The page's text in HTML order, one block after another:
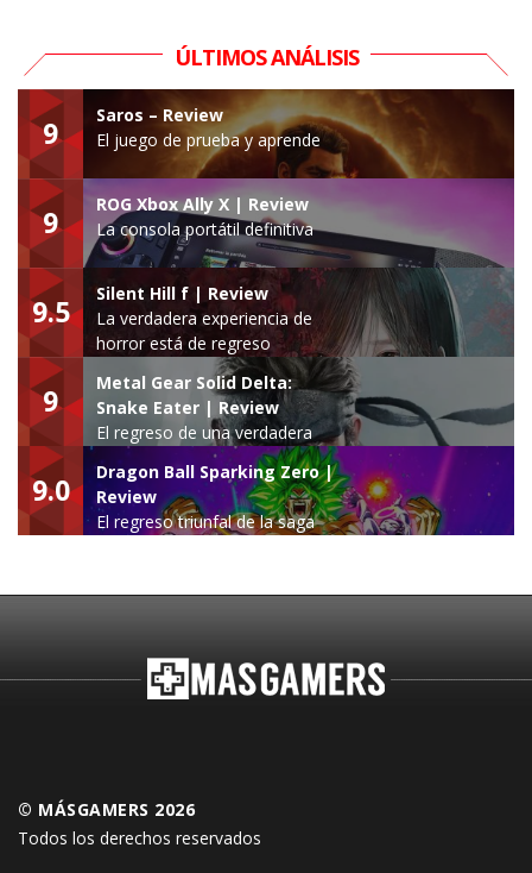
ÚLTIMOS ANÁLISIS
9
Saros – Review
El juego de prueba y aprende
9
ROG Xbox Ally X | Review
La consola portátil definitiva
9.5
Silent Hill f | Review
La verdadera experiencia de
horror está de regreso
9
Metal Gear Solid Delta:
Snake Eater | Review
El regreso de una verdadera
leyenda
9.0
Dragon Ball Sparking Zero |
Review
El regreso triunfal de la saga
© MÁSGAMERS 2026
Todos los derechos reservados